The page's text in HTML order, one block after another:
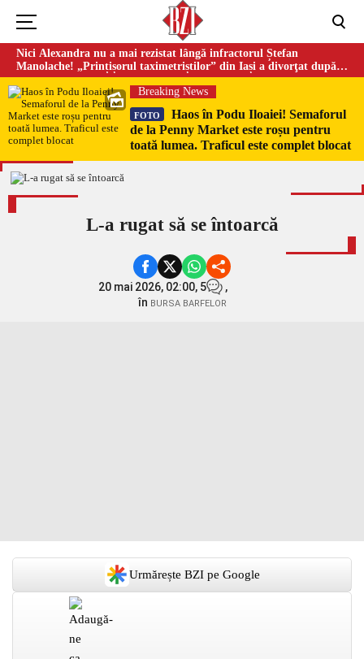
Nici Alexandra nu a mai rezistat lângă infractorul Ștefan
Manolache! „Prințișorul taximetriștilor” din Iași a divorţat după
doi ani de căsnicie
Breaking News
FOTO
Haos în Podu Iloaiei! Semaforul
de la Penny Market este roșu pentru
toată lumea. Traficul este complet blocat
L-a rugat să se întoarcă
20 mai 2026, 02:00, 5
,
în BURSA BARFELOR
Urmărește BZI pe Google